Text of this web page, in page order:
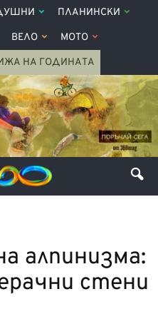
ПЛАНИНСКИ
ВЕЛО МОТО
НА ГОДИНАТА
алпинизма:
стени